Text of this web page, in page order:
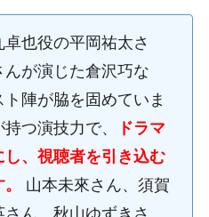
也役の平岡祐太さ
が演じた倉沢巧な
陣が脇を固めていま
つ演技力で、
ドラマ
、視聴者を引き込む
山本未來さん、須賀